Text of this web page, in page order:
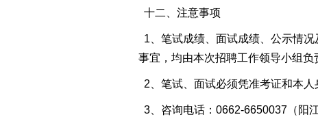
十二、注意事项
1、笔试成绩、面试成绩、公示情
事宜，均由本次招聘工作领导小组负
2、笔试、面试必须凭准考证和本人
3、咨询电话：0662-6650037（阳